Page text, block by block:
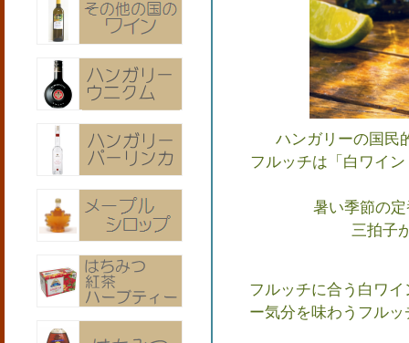
ハンガリーの国民
フルッチは「白ワイ
暑い季節の
三拍子
フルッチに合う白ワ
ー気分を味わうフル